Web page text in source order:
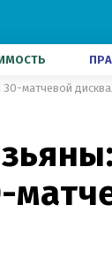
матчевой